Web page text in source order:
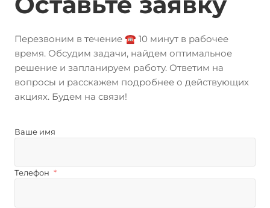
Перезвоним в течение ☎️ 10 минут в рабочее
время. Обсудим задачи, найдем оптимальное
решение и запланируем работу. Ответим на
вопросы и расскажем подробнее о действующих
акциях. Будем на связи!
Ваше имя
Телефон *